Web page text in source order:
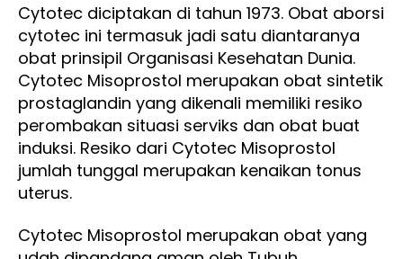
Cytotec diciptakan di tahun 1973. Obat aborsi
cytotec ini termasuk jadi satu diantaranya
obat prinsipil Organisasi Kesehatan Dunia.
Cytotec Misoprostol merupakan obat sintetik
prostaglandin yang dikenali memiliki resiko
perombakan situasi serviks dan obat buat
induksi. Resiko dari Cytotec Misoprostol
jumlah tunggal merupakan kenaikan tonus
uterus.
Cytotec Misoprostol merupakan obat yang